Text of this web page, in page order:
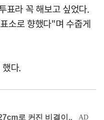
표라 꼭 해보고 싶었다.
소로 향했다"며 수줍게
다.